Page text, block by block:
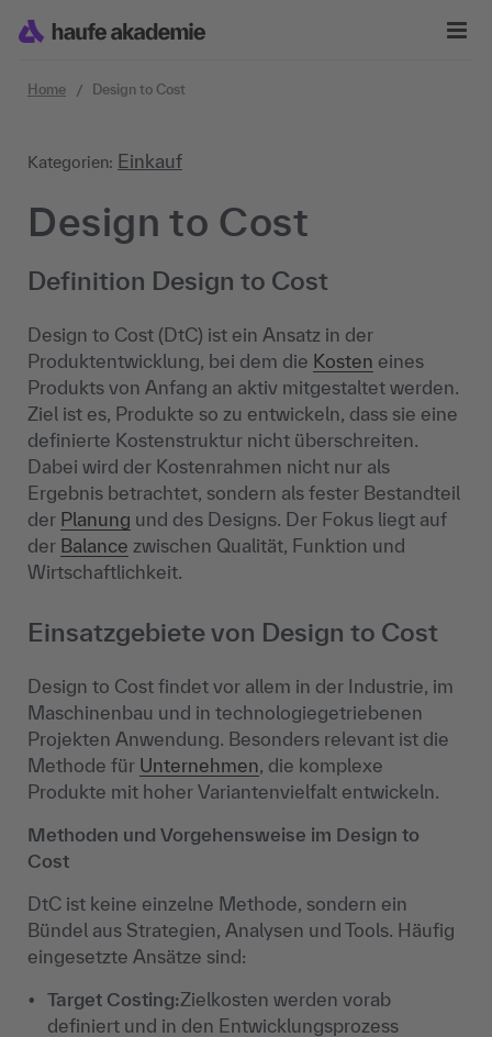
Home Design to Cost
Kategorien: Einkauf
Design to Cost
Definition Design to Cost
Design to Cost (DtC) ist ein Ansatz in der
Produktentwicklung, bei dem die Kosten eines
Produkts von Anfang an aktiv mitgestaltet werden.
Ziel ist es, Produkte so zu entwickeln, dass sie eine
definierte Kostenstruktur nicht überschreiten.
Dabei wird der Kostenrahmen nicht nur als
Ergebnis betrachtet, sondern als fester Bestandteil
der Planung und des Designs. Der Fokus liegt auf
der Balance zwischen Qualität, Funktion und
Wirtschaftlichkeit.
Einsatzgebiete von Design to Cost
Design to Cost findet vor allem in der Industrie, im
Maschinenbau und in technologiegetriebenen
Projekten Anwendung. Besonders relevant ist die
Methode für Unternehmen, die komplexe
Produkte mit hoher Variantenvielfalt entwickeln.
Methoden und Vorgehensweise im Design to
Cost
DtC ist keine einzelne Methode, sondern ein
Bündel aus Strategien, Analysen und Tools. Häufig
eingesetzte Ansätze sind:
Target Costing:Zielkosten werden vorab
definiert und in den Entwicklungsprozess